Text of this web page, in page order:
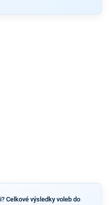
Celkové výsledky voleb do